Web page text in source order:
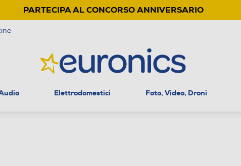
PARTECIPA AL CONCORSO ANNIVERSARIO
Elettrodomestici Foto, Video, Droni